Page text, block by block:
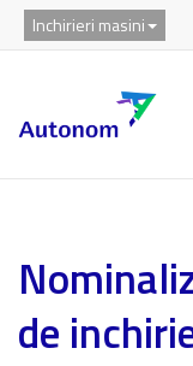
Inchirieri masini
de